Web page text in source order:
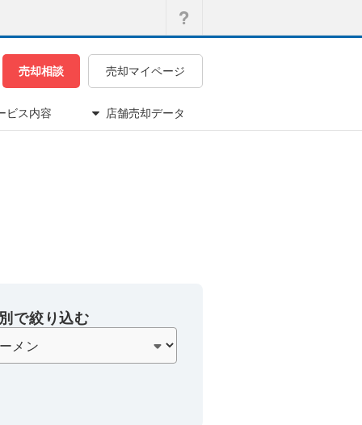
売却相談 売却マイページ
ビス内容 店舗売却データ
で絞り込む